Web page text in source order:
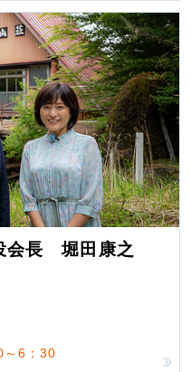
会長 堀田康之
ヶ岳 山小屋を営
～6：30